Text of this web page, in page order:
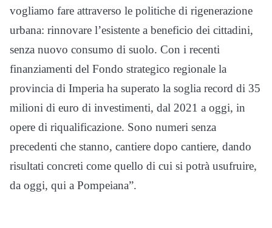
vogliamo fare attraverso le politiche di rigenerazione
urbana: rinnovare l’esistente a beneficio dei cittadini,
senza nuovo consumo di suolo. Con i recenti
finanziamenti del Fondo strategico regionale la
provincia di Imperia ha superato la soglia record di 35
milioni di euro di investimenti, dal 2021 a oggi, in
opere di riqualificazione. Sono numeri senza
precedenti che stanno, cantiere dopo cantiere, dando
risultati concreti come quello di cui si potrà usufruire,
da oggi, qui a Pompeiana”.